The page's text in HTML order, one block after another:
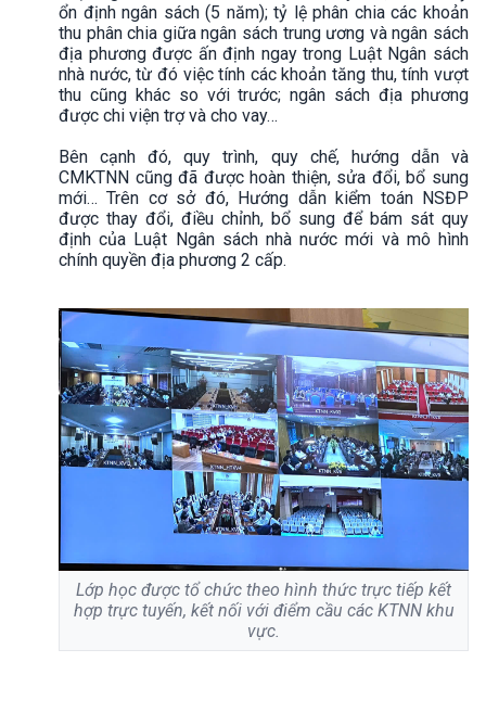
ổn định ngân sách (5 năm); tỷ lệ phân chia các khoản
thu phân chia giữa ngân sách trung ương và ngân sách
địa phương được ấn định ngay trong Luật Ngân sách
nhà nước, từ đó việc tính các khoản tăng thu, tính vượt
thu cũng khác so với trước; ngân sách địa phương
được chi viện trợ và cho vay…
Bên cạnh đó, quy trình, quy chế, hướng dẫn và
CMKTNN cũng đã được hoàn thiện, sửa đổi, bổ sung
mới… Trên cơ sở đó, Hướng dẫn kiểm toán NSĐP
được thay đổi, điều chỉnh, bổ sung để bám sát quy
định của Luật Ngân sách nhà nước mới và mô hình
chính quyền địa phương 2 cấp.
Lớp học được tổ chức theo hình thức trực tiếp kết
hợp trực tuyến, kết nối với điểm cầu các KTNN khu
vực.